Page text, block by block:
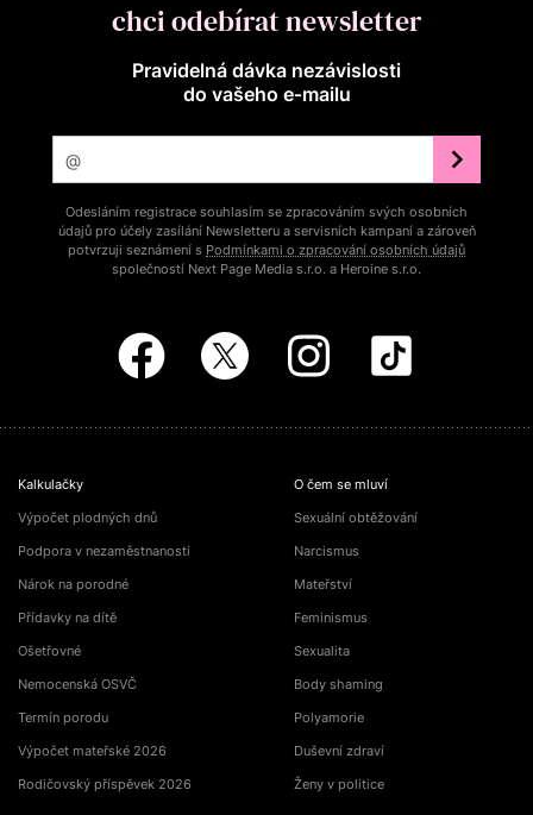
chci odebírat newsletter
Pravidelná dávka nezávislosti
do vašeho e‑mailu
Odesláním registrace souhlasím se zpracováním svých osobních
údajů pro účely zasílání Newsletteru a servisních kampaní a zároveň
potvrzuji seznámení s Podmínkami o zpracování osobních údajů
společností Next Page Media s.r.o. a Heroine s.r.o.
Kalkulačky
Výpočet plodných dnů
Podpora v nezaměstnanosti
Nárok na porodné
Přídavky na dítě
Ošetřovné
Nemocenská OSVČ
Termín porodu
Výpočet mateřské 2026
Rodičovský příspěvek 2026
O čem se mluví
Sexuální obtěžování
Narcismus
Mateřství
Feminismus
Sexualita
Body shaming
Polyamorie
Duševní zdraví
Ženy v politice